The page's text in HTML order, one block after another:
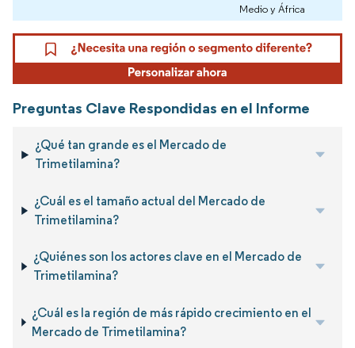
Medio y África
Preguntas Clave Respondidas en el Informe
¿Qué tan grande es el Mercado de
Trimetilamina?
¿Cuál es el tamaño actual del Mercado de
Trimetilamina?
¿Quiénes son los actores clave en el Mercado de
Trimetilamina?
¿Cuál es la región de más rápido crecimiento en el
Mercado de Trimetilamina?